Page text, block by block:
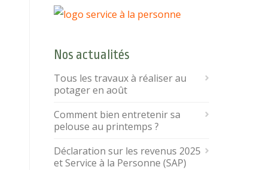
Nos actualités
Tous les travaux à réaliser au
potager en août
Comment bien entretenir sa
pelouse au printemps ?
Déclaration sur les revenus 2025
et Service à la Personne (SAP)